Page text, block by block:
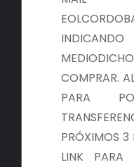
COMPRAR.
PARA
PRÓXIMOS 3
LINK PARA